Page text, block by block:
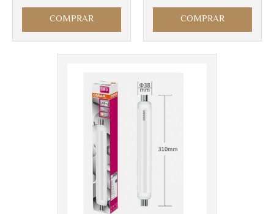
COMPRAR COMPRAR